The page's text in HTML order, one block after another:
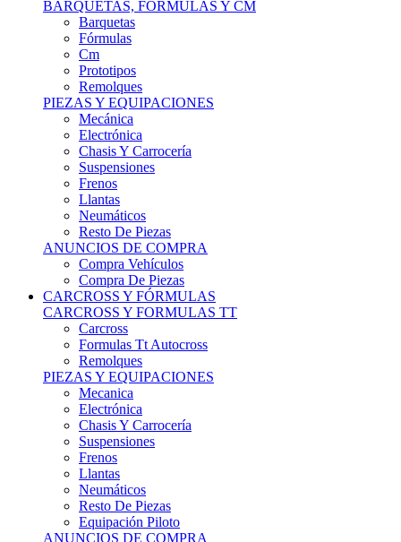
BARQUETAS, FÓRMULAS Y CM
Barquetas
Fórmulas
Cm
Prototipos
Remolques
PIEZAS Y EQUIPACIONES
Mecánica
Electrónica
Chasis Y Carrocería
Suspensiones
Frenos
Llantas
Neumáticos
Resto De Piezas
ANUNCIOS DE COMPRA
Compra Vehículos
Compra De Piezas
CARCROSS Y FÓRMULAS
CARCROSS Y FORMULAS TT
Carcross
Formulas Tt Autocross
Remolques
PIEZAS Y EQUIPACIONES
Mecanica
Electrónica
Chasis Y Carrocería
Suspensiones
Frenos
Llantas
Neumáticos
Resto De Piezas
Equipación Piloto
ANUNCIOS DE COMPRA